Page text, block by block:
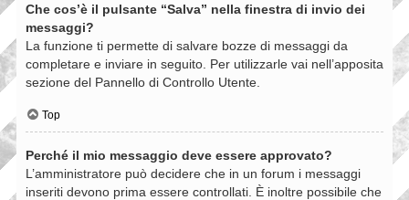
Che cos’è il pulsante “Salva” nella finestra di invio dei
messaggi?
La funzione ti permette di salvare bozze di messaggi da
completare e inviare in seguito. Per utilizzarle vai nell’apposita
sezione del Pannello di Controllo Utente.
Top
Perché il mio messaggio deve essere approvato?
L’amministratore può decidere che in un forum i messaggi
inseriti devono prima essere controllati. È inoltre possibile che